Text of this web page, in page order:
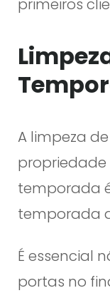
primeiros
A limpeza
temporada
temporada
É essencial
portas no